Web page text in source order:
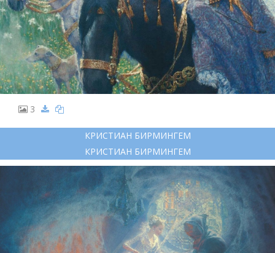
3
КРИСТИАН БИРМИНГЕМ
КРИСТИАН БИРМИНГЕМ